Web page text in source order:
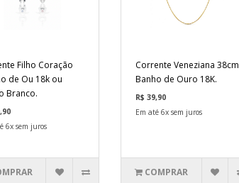
Filho Coração
de Ou 18k ou
Branco.
6x sem juros
Corrente Veneziana 38cm
Banho de Ouro 18K.
R$ 39,90
Em até 6x sem juros
COMPRAR